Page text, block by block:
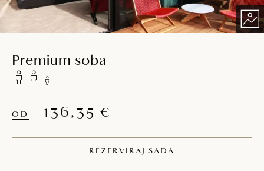
Premium soba
OD 136,35 €
REZERVIRAJ SADA